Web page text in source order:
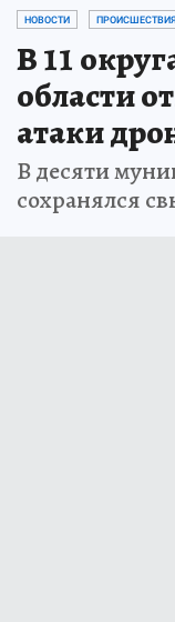
НОВОСТИ ПРОИСШЕСТВИЯ
В 11
области
атаки
В десяти
сохранялся